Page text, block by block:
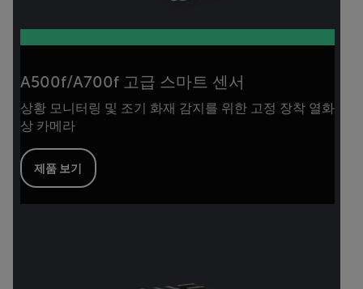
A500f/A700f 고급 스마트 센서
상황 모니터링 및 조기 화재 감지를 위한 고정 장착 열화
상 카메라
제품 보기